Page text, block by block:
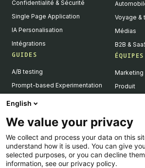
Confidentialité & Sécurité
Single Page Application
IA Personalisation
Intégrations
GUIDES
A/B testing
Prompt-based Experimentation
Feature Experimentation
L'IA & l'A/B testing
Client-Side vs Server-Side
Voyage &
Médias
B2B &
ÉQUIPES
Marketing
Produit
English
We value your privacy
We collect and process your data on this
understand how it is used. You can give
selected purposes, or you can decline
information, see our privacy policy.